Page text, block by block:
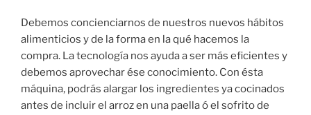
Debemos concienciarnos de nuestros nuevos hábitos
alimenticios y de la forma en la qué hacemos la
compra. La tecnología nos ayuda a ser más eficientes y
debemos aprovechar ése conocimiento. Con ésta
máquina, podrás alargar los ingredientes ya cocinados
antes de incluir el arroz en una paella ó el sofrito de